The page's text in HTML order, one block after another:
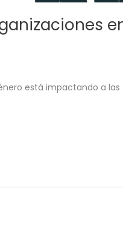
está impactando a las